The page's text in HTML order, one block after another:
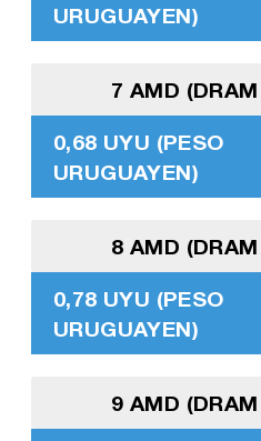
URUGUAYEN)
7 AMD
0,68 UYU (PESO
URUGUAYEN)
8 AMD
0,78 UYU (PESO
URUGUAYEN)
9 AMD